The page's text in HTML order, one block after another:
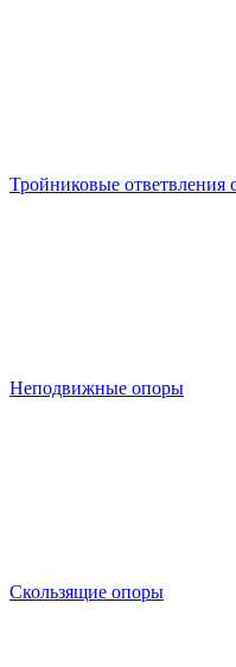
Тройниковые
Неподвижные опоры
Скользящие опоры